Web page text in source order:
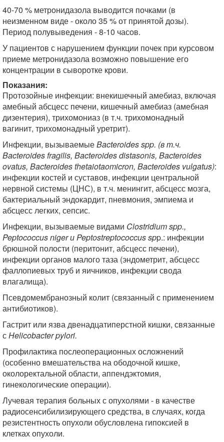
40-70 % метронидазола выводится почками (в
неизменном виде - около 35 % от принятой дозы).
Период полувыведения - 8-10 часов.
У пациентов с нарушением функции почек при курсовом
приеме метронидазола возможно повышение его
концентрации в сыворотке крови.
Показания:
Протозойные инфекции: внекишечный амебиаз, включая
амебный абсцесс печени, кишечный амебиаз (амебная
дизентерия), трихомониаз (в т.ч. трихомонадный
вагинит, трихомонадный уретрит).
Инфекции, вызываемыеBacteroides spp. (в т.ч.
Bacteroides fragilis, Bacteroides distasonis, Bacteroides
ovatus, Bacteroides thetaiotaomicron, Bacteroides vulgatus):
инфекции костей и суставов, инфекции центральной
нервной системы (ЦНС), в т.ч. менингит, абсцесс мозга,
бактериальный эндокардит, пневмония, эмпиема и
абсцесс легких, сепсис.
Инфекции, вызываемые видами Clostridium spp.,
Peptococcus niger и Peptostreptococcus spp.: инфекции
брюшной полости (перитонит, абсцесс печени),
инфекции органов малого таза (эндометрит, абсцесс
фаллопиевых труб и яичников, инфекции свода
влагалища).
Псевдомембранозный колит (связанный с применением
антибиотиков).
Гастрит или язва двенадцатиперстной кишки, связанные
сHelicobacter pylori.
Профилактика послеоперационных осложнений
(особенно вмешательства на ободочной кишке,
околоректальной области, аппендэктомия,
гинекологические операции).
Лучевая терапия больных с опухолями - в качестве
радиосенсибилизирующего средства, в случаях, когда
резистентность опухоли обусловлена гипоксией в
клетках опухоли.